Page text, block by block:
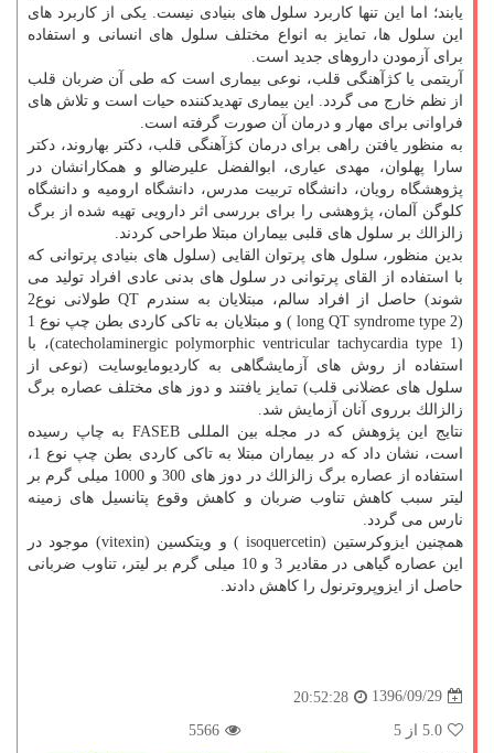
یابند؛ اما این تنها كاربرد سلول های بنیادی نیست. یكی از كاربرد های
این سلول ها، تمایز به انواع مختلف سلول های انسانی و استفاده
برای آزمودن داروهای جدید است.
آریتمی یا كژآهنگی قلب، نوعی بیماری است كه طی آن ضربان قلب
از نظم خارج می گردد. این بیماری تهدیدكننده حیات است و تلاش های
فراوانی برای مهار و درمان آن صورت گرفته است.
به منظور یافتن راهی برای درمان كژآهنگی قلب، دكتر بهاروند، دكتر
سارا پهلوان، مهدی عیاری، ابوالفضل علیرضالو و همكارانشان در
پژوهشگاه رویان، دانشگاه تربیت مدرس، دانشگاه ارومیه و دانشگاه
كلوگن آلمان، پژوهشی را برای بررسی اثر دارویی تهیه شده از برگ
زالزالك بر سلول های قلبی بیماران مبتلا طراحی كردند.
بدین منظور، سلول های پرتوان القایی (سلول های بنیادی پرتوانی كه
با استفاده از القای پرتوانی در سلول های بدنی عادی افراد تولید می
شوند) حاصل از افراد سالم، مبتلایان به سندرم QT طولانی نوع2
(long QT syndrome type 2 ) و مبتلایان به تاكی كاردی بطن چپ نوع 1
(catecholaminergic polymorphic ventricular tachycardia type 1)، با
استفاده از روش های آزمایشگاهی به كاردیومایوسایت (نوعی از
سلول های عضلانی قلب) تمایز یافتند و دوز های مختلف عصاره برگ
زالزالك برروی آنان آزمایش شد.
نتایج این پژوهش كه در مجله بین المللی FASEB به چاپ رسیده
است، نشان داد كه در بیماران مبتلا به تاكی كاردی بطن چپ نوع 1،
استفاده از عصاره برگ زالزالك در دوز های 300 و 1000 میلی گرم بر
لیتر سبب كاهش تناوب ضربان و كاهش وقوع پتانسیل های زمینه
نارس می گردد.
همچنین ایزوكرستین (isoquercetin ) و ویتكسین (vitexin) موجود در
این عصاره گیاهی در مقادیر 3 و 10 میلی گرم بر لیتر، تناوب ضربانی
حاصل از ایزوپروترنول را كاهش دادند.
1396/09/29
20:52:28
5.0 از 5
5566